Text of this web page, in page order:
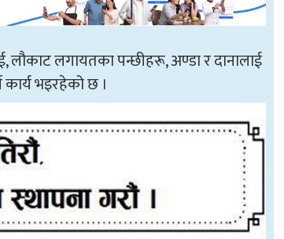
लौकाट लगायतका पन्छीहरू, अण्डा र दानालाई
कार्य भइरहेको छ ।